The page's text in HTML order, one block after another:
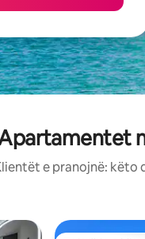
e pranojnë: këto